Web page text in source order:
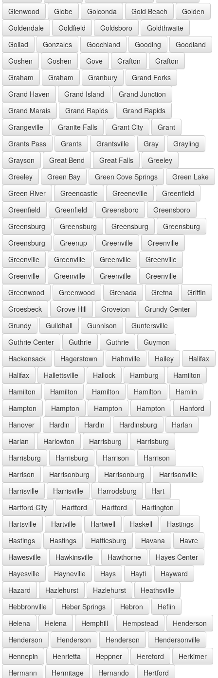
Glenwood
Globe Golconda Gold Beach
Golden
Goldendale
Goldfield Goldsboro
Goldthwaite
Goliad
Gonzales Goochland Gooding
Goodland
Goshen
Goshen Gove Grafton
Grafton
Graham
Graham Granbury
Grand Forks
Grand Haven
Grand Island
Grand Junction
Grand Marais
Grand Rapids
Grand Rapids
Grangeville
Granite Falls Grant City
Grant
Grants Pass
Grants Grantsville Gray
Grayling
Grayson
Great Bend Great Falls
Greeley
Greeley
Green Bay Green Cove Springs
Green Lake
Green River
Greencastle Greeneville
Greenfield
Greenfield
Greenfield Greensboro
Greensboro
Greensburg
Greensburg Greensburg
Greensburg
Greensburg
Greenup Greenville
Greenville
Greenville
Greenville Greenville
Greenville
Greenville
Greenville Greenville
Greenville
Greenwood
Greenwood Grenada Gretna
Griffin
Groesbeck
Grove Hill Groveton
Grundy Center
Grundy
Guildhall Gunnison
Guntersville
Guthrie Center
Guthrie Guthrie
Guymon
Hackensack
Hagerstown Hahnville Hailey
Halifax
Halifax
Hallettsville Hallock Hamburg
Hamilton
Hamilton
Hamilton Hamilton Hamilton
Hamlin
Hampton
Hampton Hampton Hampton
Hanford
Hanover
Hardin Hardin Hardinsburg
Harlan
Harlan
Harlowton Harrisburg
Harrisburg
Harrisburg
Harrisburg Harrison
Harrison
Harrison
Harrisonburg Harrisonburg
Harrisonville
Harrisville
Harrisville Harrodsburg
Hart
Hartford City
Hartford Hartford
Hartington
Hartsville
Hartville Hartwell Haskell
Hastings
Hastings
Hastings Hattiesburg Havana
Havre
Hawesville
Hawkinsville Hawthorne
Hayes Center
Hayesville
Hayneville Hays Hayti
Hayward
Hazard
Hazlehurst Hazlehurst
Heathsville
Hebbronville
Heber Springs Hebron
Heflin
Helena
Helena Hemphill Hempstead
Henderson
Henderson
Henderson Henderson
Hendersonville
Hennepin
Henrietta Heppner Hereford
Herkimer
Hermann
Hermitage Hernando
Hertford